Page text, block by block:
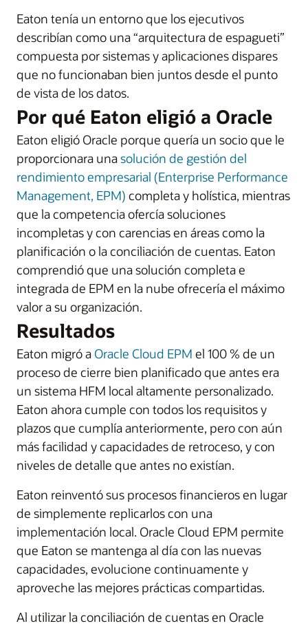
Eaton tenía un entorno que los ejecutivos
describían como una “arquitectura de espagueti”
compuesta por sistemas y aplicaciones dispares
que no funcionaban bien juntos desde el punto
de vista de los datos.
Por qué Eaton eligió a Oracle
Eaton eligió Oracle porque quería un socio que le
proporcionara unasolución de gestión del
rendimiento empresarial (Enterprise Performance
Management, EPM) completa y holística, mientras
que la competencia ofercía soluciones
incompletas y con carencias en áreas como la
planificación o la conciliación de cuentas. Eaton
comprendió que una solución completa e
integrada de EPM en la nube ofrecería el máximo
valor a su organización.
Resultados
Eaton migró a Oracle Cloud EPM el 100 % de un
proceso de cierre bien planificado que antes era
un sistema HFM local altamente personalizado.
Eaton ahora cumple con todos los requisitos y
plazos que cumplía anteriormente, pero con aún
más facilidad y capacidades de retroceso, y con
niveles de detalle que antes no existían.
Eaton reinventó sus procesos financieros en lugar
de simplemente replicarlos con una
implementación local. Oracle Cloud EPM permite
que Eaton se mantenga al día con las nuevas
capacidades, evolucione continuamente y
aproveche las mejores prácticas compartidas.
Al utilizar la conciliación de cuentas en Oracle